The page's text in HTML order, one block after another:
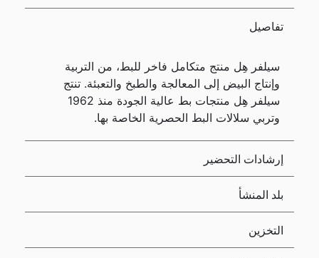
تفاصيل
سيلفر هِل منتج متكامل فاخر للبط، من التربية
وإنتاج البيض إلى المعالجة والطبخ والتعبئة. تنتج
سيلفر هِل منتجات بط عالية الجودة منذ 1962
وتربي سلالات البط الحصرية الخاصة بها.
إرشادات التحضير
بلد المنشأ
التخزين